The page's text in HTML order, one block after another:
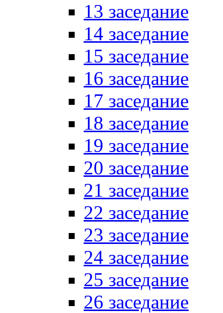
13 заседание
14 заседание
15 заседание
16 заседание
17 заседание
18 заседание
19 заседание
20 заседание
21 заседание
22 заседание
23 заседание
24 заседание
25 заседание
26 заседание